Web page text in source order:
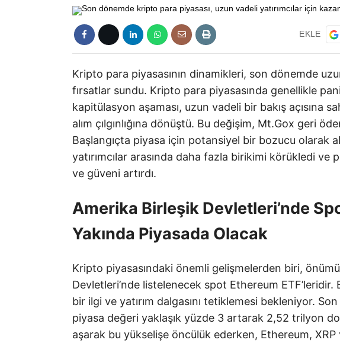
EKLE
Kripto para piyasasının dinamikleri, son dönemde
fırsatlar sundu. Kripto para piyasasında genellikle
kapitülasyon aşaması, uzun vadeli bir bakış açısına
alım çılgınlığına dönüştü. Bu değişim, Mt.Gox geri
Başlangıçta piyasa için potansiyel bir bozucu olarak
yatırımcılar arasında daha fazla birikimi körükledi ve
ve güveni artırdı.
Amerika Birleşik Devletleri’nde
Yakında Piyasada Olacak
Kripto piyasasındaki önemli gelişmelerden biri,
Devletleri’nde listelenecek spot Ethereum ETF’leridir.
bir ilgi ve yatırım dalgasını tetiklemesi bekleniyor.
piyasa değeri yaklaşık yüzde 3 artarak 2,52 trilyon
aşarak bu yükselişe öncülük ederken, Ethereum,